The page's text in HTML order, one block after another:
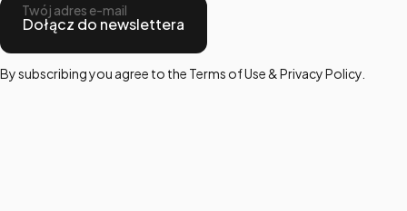
Twój adres e-mail
Dołącz do newslettera
By subscribing you agree to the Terms of Use & Privacy Policy.